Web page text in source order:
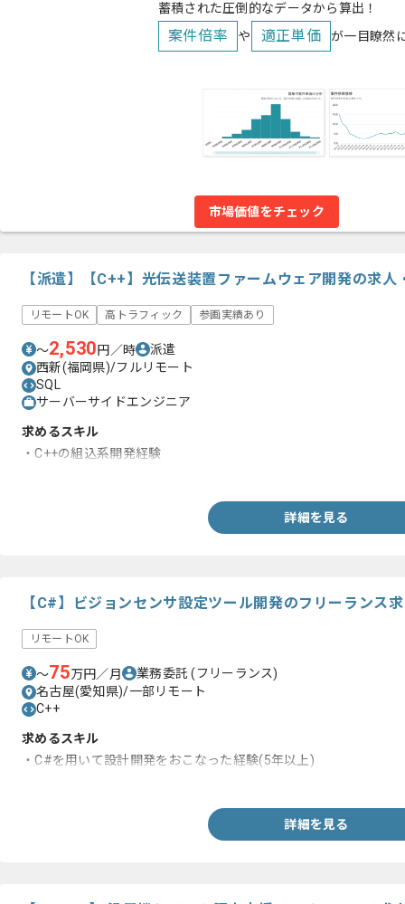
蓄積された圧倒的なデータから算出！
案件倍率 や 適正単価 が一目瞭然
市場価値をチェック
【派遣】【C++】光伝送装置ファームウェア開発の求人
リモートOK 高トラフィック 参画実績あり
〜2,530円／時
派遣
西新(福岡県)/フルリモート
SQL
サーバーサイドエンジニア
求めるスキル
・C++の組込系開発経験
詳細を見る
【C#】ビジョンセンサ設定ツール開発のフリーランス
リモートOK
〜75万円／月 業務委託(フリーランス)
名古屋(愛知県)/一部リモート
C++
求めるスキル
・C#を用いて設計開発をおこなった経験(5年以上)
詳細を見る